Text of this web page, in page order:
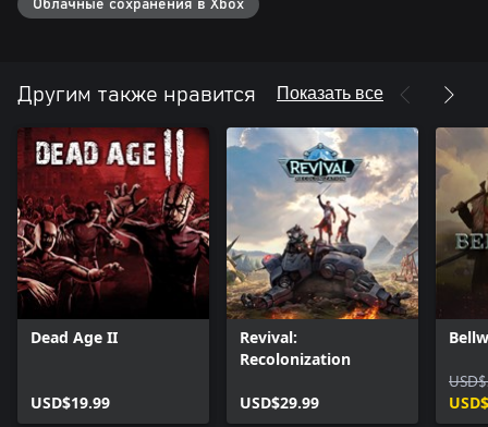
Облачные сохранения в Xbox
Другим также нравится Показать все
Dead Age II
USD$19.99
Revival:
Recolonization
USD$29.99